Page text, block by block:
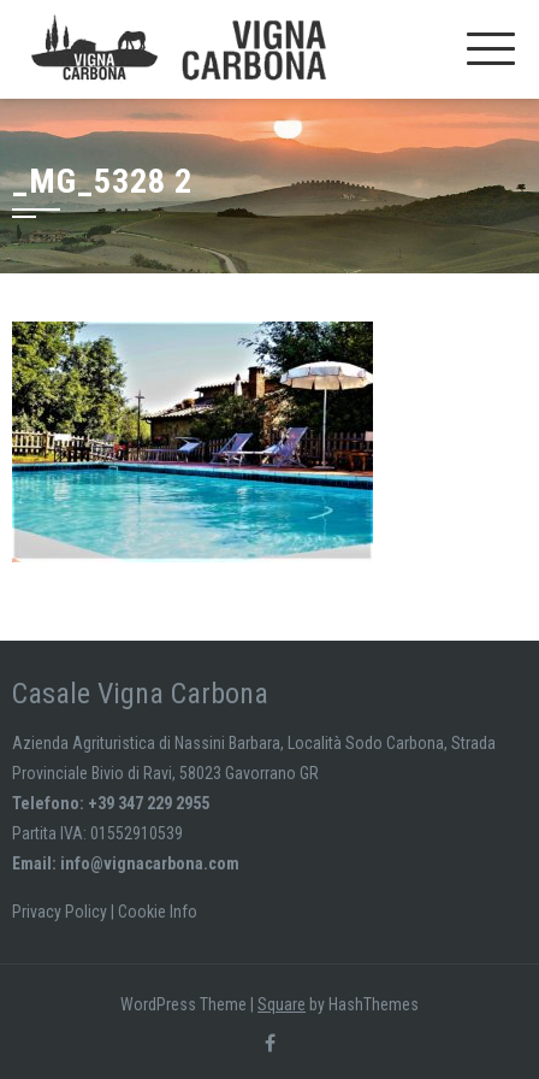
_MG_5328 2
Casale Vigna Carbona
Azienda Agrituristica di Nassini Barbara, Località Sodo Carbona, Strada
Provinciale Bivio di Ravi, 58023 Gavorrano GR
Telefono: +39 347 229 2955
Partita IVA: 01552910539
Email: info@vignacarbona.com
Privacy Policy Cookie Info
WordPress Theme Square by HashThemes